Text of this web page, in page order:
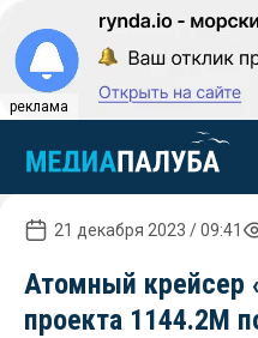
реклама
21 декабря 2023 / 09:41
Атомный крейсер
проекта 1144.2М